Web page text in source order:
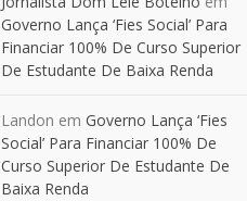
Governo Lança ‘Fies Social’ Para
Financiar 100% De Curso Superior
De Estudante De Baixa Renda
Landon em Governo Lança ‘Fies
Social’ Para Financiar 100% De
Curso Superior De Estudante De
Baixa Renda